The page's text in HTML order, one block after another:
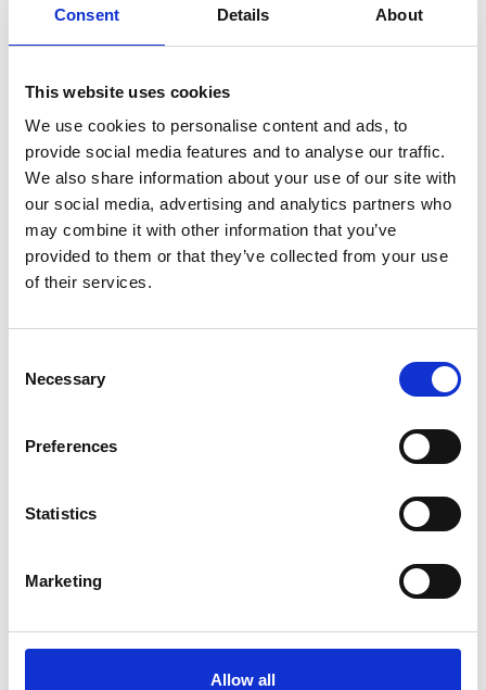
Consent Details About
This website uses cookies
We use cookies to personalise content and ads, to
provide social media features and to analyse our traffic.
We also share information about your use of our site with
our social media, advertising and analytics partners who
may combine it with other information that you’ve
provided to them or that they’ve collected from your use
of their services.
Selection
Necessary
Preferences
Statistics
Marketing
Allow all
Nel primo semestre è aumentata fortemente la
costruzione di nuove abitazioni
Repubblica Ceca
La Škoda avvia la produzione del suo SUV Peaq